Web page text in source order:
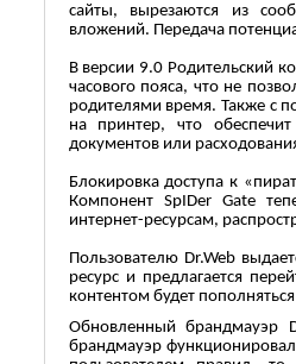
сайты, вырезаются из
вложений. Передача
В версии 9.0 Родительский
часового пояса, что не
родителями время. Также с
на принтер, что
документов или
Блокировка доступа к
Компонент SpIDer Gate
интернет-ресурсам,
Пользователю Dr.Web
ресурс и предлагается
контентом будет
Обновленный брандмауэр
брандмауэр